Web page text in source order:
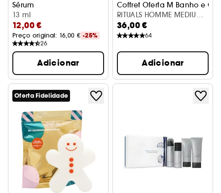
Sérum
13 ml
12,00 €
Preço original: 16,00 € -25%
26
Adicionar
Coffret Oferta M Banho e
RITUALS HOMME MEDIUM
GIFT SET
36,00 €
64
Adicionar
Oferta Fidelidade